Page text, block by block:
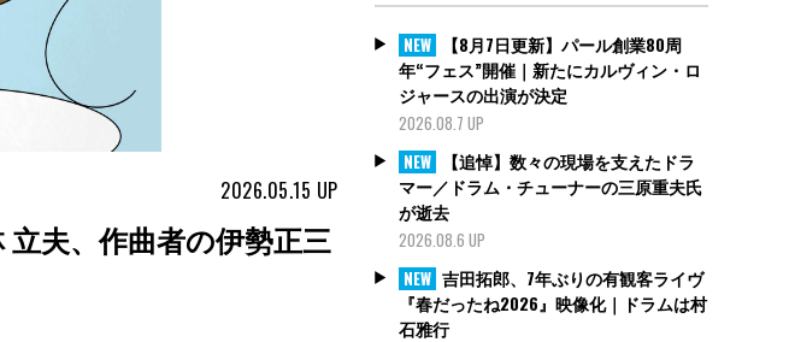
2026.05.15 UP
夫、作曲者の伊勢正三
NEW
【8月7日更新】パール創業80周
年“フェス”開催｜新たにカルヴィン・ロ
ジャースの出演が決定
2026.08.7 UP
NEW
【追悼】数々の現場を支えたドラ
マー／ドラム・チューナーの三原重夫氏
が逝去
2026.08.6 UP
NEW 吉田拓郎、7年ぶりの有観客ライヴ
『春だったね2026』映像化｜ドラムは村
石雅行